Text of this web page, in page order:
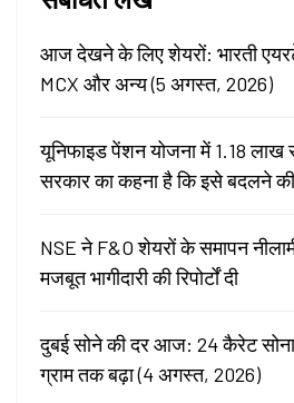
आज देखने के लिए शेयरों: भारती
MCX और अन्य (5 अगस्त, 2026)
यूनिफाइड पेंशन योजना में 1.18
सरकार का कहना है कि इसे बदलने की
NSE ने F&O शेयरों के समापन
मजबूत भागीदारी की रिपोर्टों दी
दुबई सोने की दर आज: 24 कैरेट
ग्राम तक बढ़ा (4 अगस्त, 2026)